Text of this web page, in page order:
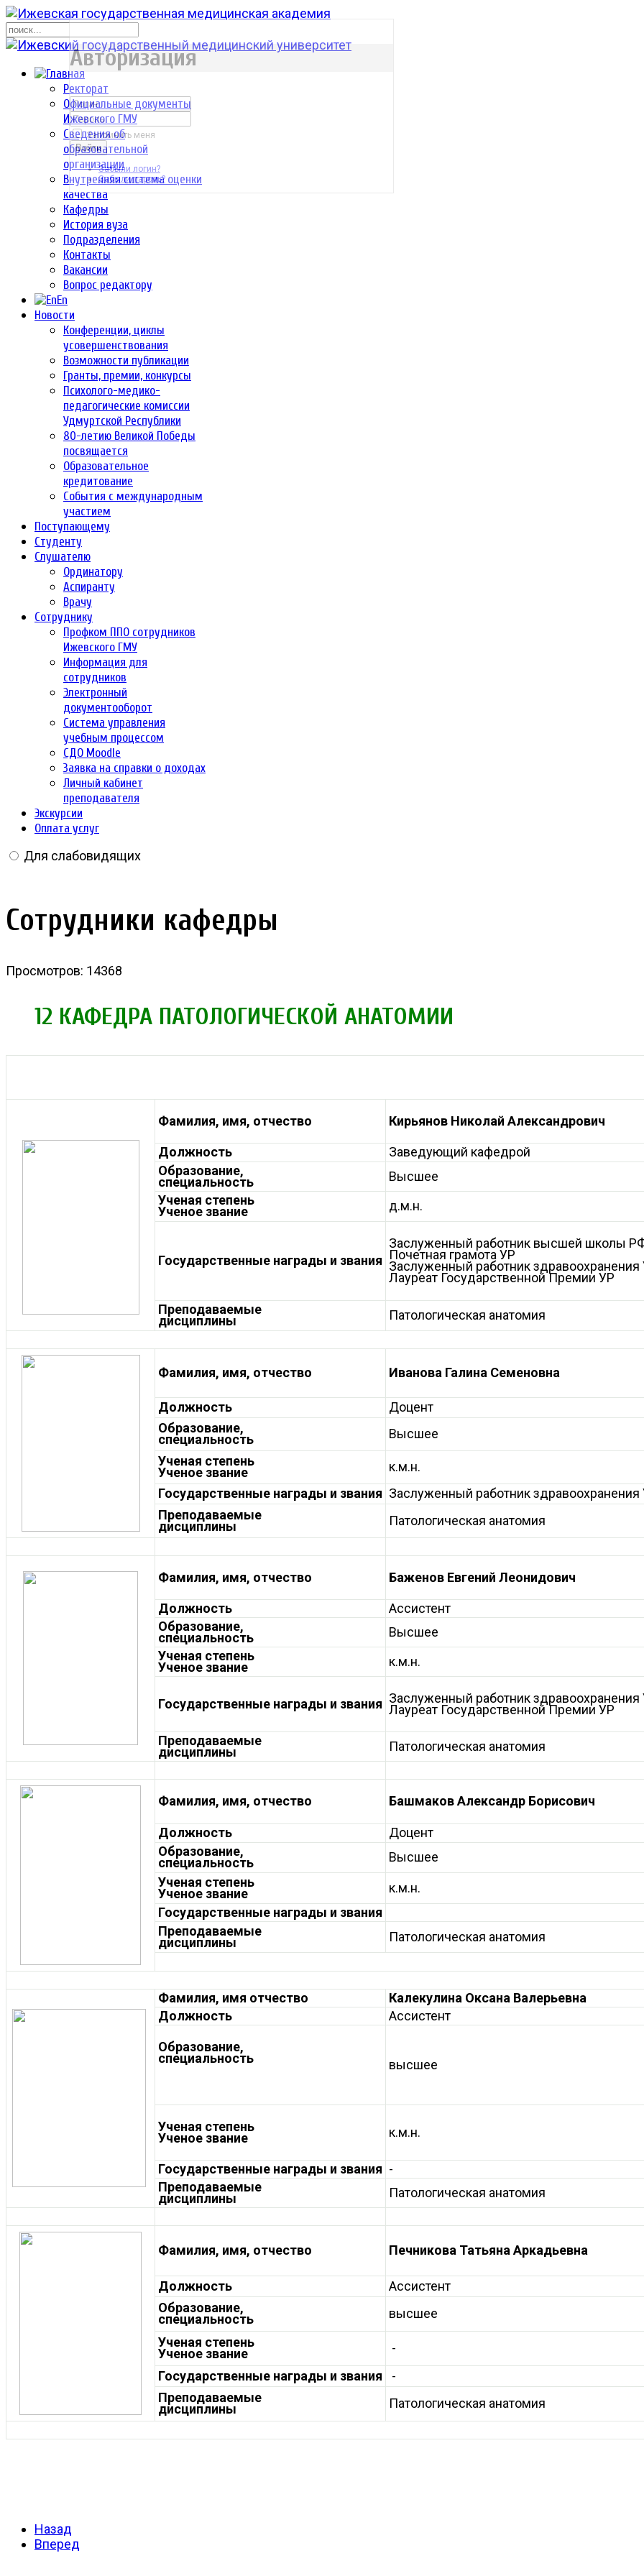
Ректорат
Официальные документы
Ижевского ГМУ
Сведения об
образовательной
организации
Внутренняя система оценки
качества
Кафедры
История вуза
Подразделения
Контакты
Вакансии
Вопрос редактору
En
Новости
Конференции, циклы
усовершенствования
Возможности публикации
Гранты, премии, конкурсы
Психолого-медико-
педагогические комиссии
Удмуртской Республики
80-летию Великой Победы
посвящается
Образовательное
кредитование
События с международным
участием
Поступающему
Студенту
Слушателю
Ординатору
Аспиранту
Врачу
Сотруднику
Профком ППО сотрудников
Ижевского ГМУ
Информация для
сотрудников
Электронный
документооборот
Система управления
учебным процессом
СДО Moodle
Заявка на справки о доходах
Личный кабинет
преподавателя
Экскурсии
Оплата услуг
Для слабовидящих
Сотрудники кафедры
Просмотров: 14368
12 КАФЕДРА ПАТОЛОГИЧЕСКОЙ АНАТОМИИ
Фамилия, имя, отчество Кирьянов Николай Александрович
Должность
Заведующий кафедрой
Образование,
специальность
Высшее
Ученая степень
Ученое звание д.м.н.
Государственные награды и звания
Заслуженный работник высшей школы
Почетная грамота УР
Заслуженный работник здравоохранения
Лауреат Государственной Премии УР
Преподаваемые
дисциплины Патологическая анатомия
Фамилия, имя, отчество Иванова Галина Семеновна
Должность
Доцент
Образование,
специальность
Высшее
Ученая степень
Ученое звание
к.м.н.
Государственные награды и звания Заслуженный работник здравоохранения
Преподаваемые
дисциплины Патологическая анатомия
Фамилия, имя, отчество Баженов Евгений Леонидович
Должность
Ассистент
Образование,
специальность
Высшее
Ученая степень
Ученое звание к.м.н.
Государственные награды и звания Заслуженный работник здравоохранения
Лауреат Государственной Премии УР
Преподаваемые
дисциплины Патологическая анатомия
Фамилия, имя, отчество Башмаков Александр Борисович
Должность
Доцент
Образование,
специальность
Высшее
Ученая степень
Ученое звание
к.м.н.
Государственные награды и звания
Преподаваемые
дисциплины Патологическая анатомия
Фамилия, имя отчество
Калекулина Оксана Валерьевна
Должность
Ассистент
Образование,
специальность высшее
Ученая степень
Ученое звание к.м.н.
Государственные награды и звания -
Преподаваемые
дисциплины Патологическая анатомия
Фамилия, имя, отчество Печникова Татьяна Аркадьевна
Должность
Ассистент
Образование,
специальность
высшее
Ученая степень
Ученое звание
-
Государственные награды и звания
-
Преподаваемые
дисциплины Патологическая анатомия
Назад
Вперед
р
Авторизация
Запомнить меня
Войти
Забыли логин?
Забыли пароль?